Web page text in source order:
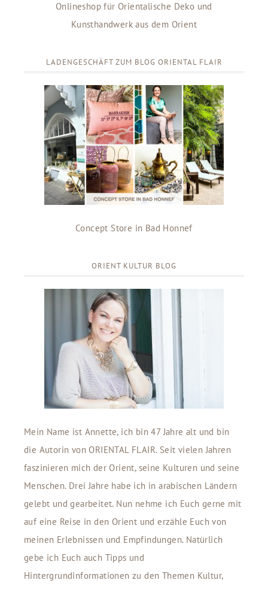
Onlineshop für Orientalische Deko und
Kunsthandwerk aus dem Orient
LADENGESCHÄFT ZUM BLOG ORIENTAL FLAIR
Concept Store in Bad Honnef
ORIENT KULTUR BLOG
Mein Name ist Annette, ich bin 47 Jahre alt und bin
die Autorin von ORIENTAL FLAIR. Seit vielen Jahren
faszinieren mich der Orient, seine Kulturen und seine
Menschen. Drei Jahre habe ich in arabischen Ländern
gelebt und gearbeitet. Nun nehme ich Euch gerne mit
auf eine Reise in den Orient und erzähle Euch von
meinen Erlebnissen und Empfindungen. Natürlich
gebe ich Euch auch Tipps und
Hintergrundinformationen zu den Themen Kultur,